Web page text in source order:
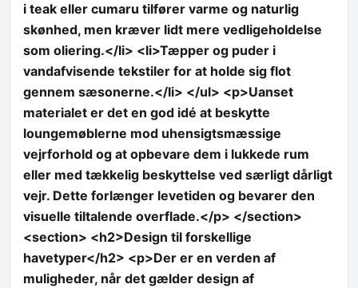
i teak eller cumaru tilfører varme og naturlig
skønhed, men kræver lidt mere vedligeholdelse
som oliering.</li> <li>Tæpper og puder i
vandafvisende tekstiler for at holde sig flot
gennem sæsonerne.</li> </ul> <p>Uanset
materialet er det en god idé at beskytte
loungemøblerne mod uhensigtsmæssige
vejrforhold og at opbevare dem i lukkede rum
eller med tækkelig beskyttelse ved særligt dårligt
vejr. Dette forlænger levetiden og bevarer den
visuelle tiltalende overflade.</p> </section>
<section> <h2>Design til forskellige
havetyper</h2> <p>Der er en verden af
muligheder, når det gælder design af